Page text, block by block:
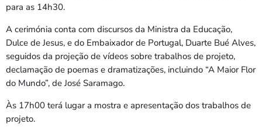
para as 14h30.
A cerimónia conta com discursos da Ministra da Educação,
Dulce de Jesus, e do Embaixador de Portugal, Duarte Bué Alves,
seguidos da projeção de vídeos sobre trabalhos de projeto,
declamação de poemas e dramatizações, incluindo “A Maior Flor
do Mundo”, de José Saramago.
Às 17h00 terá lugar a mostra e apresentação dos trabalhos de
projeto.